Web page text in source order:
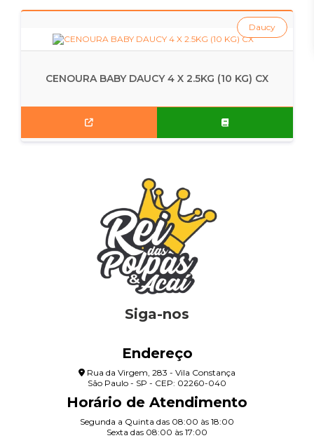
CENOURA BABY DAUCY 4 X 2.5KG (10 KG) CX
Daucy
Siga-nos
Endereço
Rua da Virgem, 283 - Vila Constança
São Paulo - SP - CEP: 02260-040
Horário de Atendimento
Segunda a Quinta das 08:00 às 18:00
Sexta das 08:00 às 17:00